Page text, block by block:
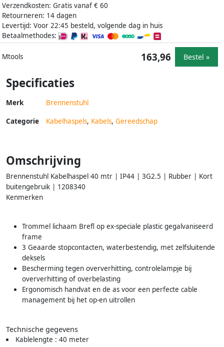
Verzendkosten: Gratis vanaf € 60
Retourneren: 14 dagen
Levertijd: Voor 22:45 besteld, volgende dag in huis
Betaalmethodes:
Mtools 163,96 Bestel »
Specificaties
Merk Brennenstuhl
Categorie Kabelhaspels, Kabels, Gereedschap
Omschrijving
Brennenstuhl Kabelhaspel 40 mtr | IP44 | 3G2.5 | Rubber | Kort
buitengebruik | 1208340
Kenmerken
Trommel lichaam Brefl op ex-speciale plastic gegalvaniseerd
frame
3 Geaarde stopcontacten, waterbestendig, met zelfsluitende
deksels
Bescherming tegen oververhitting, controlelampje bij
oververhitting of overbelasting
Ergonomisch handvat en de as voor een perfecte cable
management bij het op-en uitrollen
Technische gegevens
Kablelengte : 40 meter